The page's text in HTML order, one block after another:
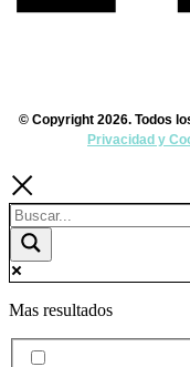
© Copyright 2026. Todos
Privacidad y
Mas resultados